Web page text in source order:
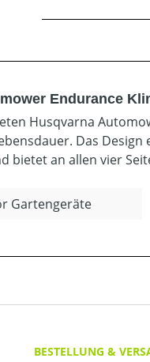
Endurance
Husqvarna
Das
bietet an allen vier
Gartengeräte
BESTELLUNG &